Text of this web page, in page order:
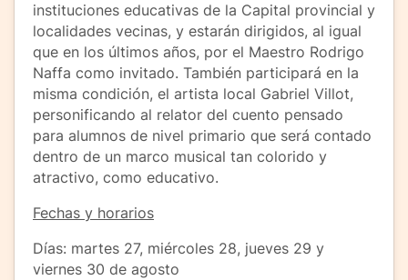
instituciones educativas de la Capital provincial y
localidades vecinas, y estarán dirigidos, al igual
que en los últimos años, por el Maestro Rodrigo
Naffa como invitado. También participará en la
misma condición, el artista local Gabriel Villot,
personificando al relator del cuento pensado
para alumnos de nivel primario que será contado
dentro de un marco musical tan colorido y
atractivo, como educativo.
Fechas y horarios
Días: martes 27, miércoles 28, jueves 29 y
viernes 30 de agosto